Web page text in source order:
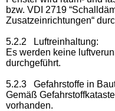
bzw. VDI 2719
Zusatzeinrichtungen“
5.2.2 Luftreinhaltung:
Es werden keine
durchgeführt.
5.2.3 Gefahrstoffe in
Gemäß
vorhanden.